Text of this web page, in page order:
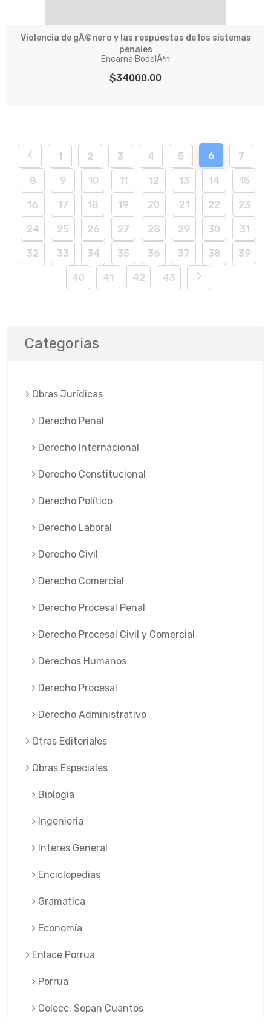
Violencia de gÃ©nero y las respuestas de los sistemas
penales
Encarna BodelÃ³n
$34000.00
1 2 3 4 5 6 7
8 9 10 11 12 13 14 15
16 17 18 19 20 21 22 23
24 25 26 27 28 29 30 31
32 33 34 35 36 37 38 39
40 41 42 43
Categorias
Obras Jurí­dicas
Derecho Penal
Derecho Internacional
Derecho Constitucional
Derecho Político
Derecho Laboral
Derecho Civil
Derecho Comercial
Derecho Procesal Penal
Derecho Procesal Civil y Comercial
Derechos Humanos
Derecho Procesal
Derecho Administrativo
Otras Editoriales
Obras Especiales
Biologia
Ingenieria
Interes General
Enciclopedias
Gramatica
Economía
Enlace Porrua
Porrua
Colecc. Sepan Cuantos